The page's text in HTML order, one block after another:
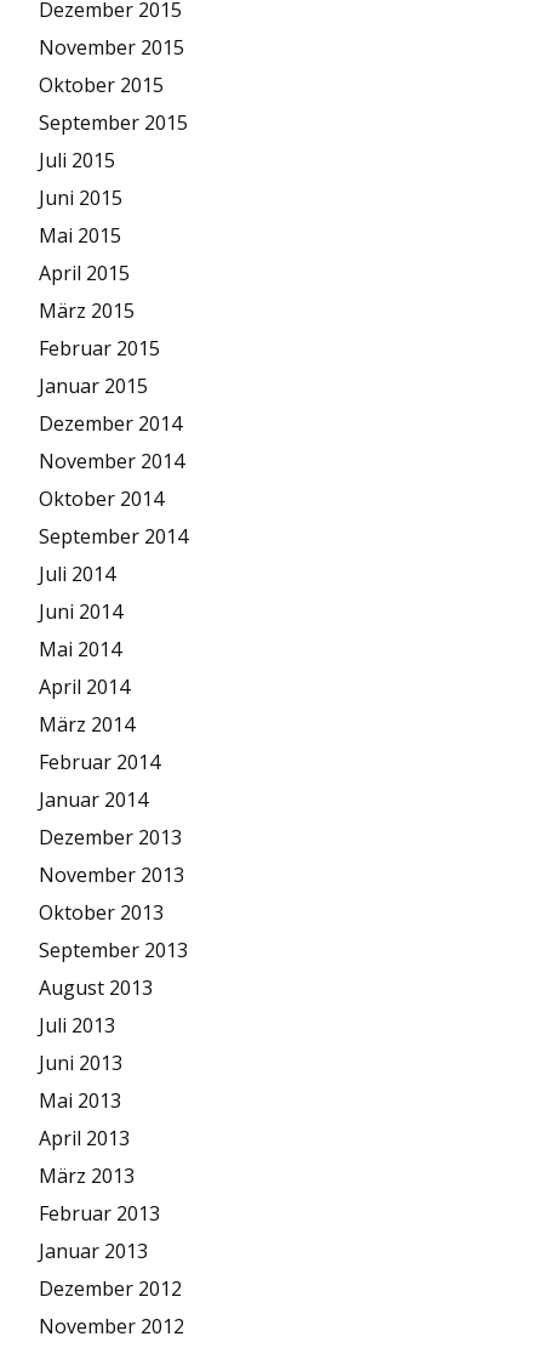
Dezember 2015
November 2015
Oktober 2015
September 2015
Juli 2015
Juni 2015
Mai 2015
April 2015
März 2015
Februar 2015
Januar 2015
Dezember 2014
November 2014
Oktober 2014
September 2014
Juli 2014
Juni 2014
Mai 2014
April 2014
März 2014
Februar 2014
Januar 2014
Dezember 2013
November 2013
Oktober 2013
September 2013
August 2013
Juli 2013
Juni 2013
Mai 2013
April 2013
März 2013
Februar 2013
Januar 2013
Dezember 2012
November 2012